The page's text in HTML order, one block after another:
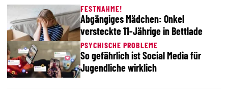
FESTNAHME!
Abgängiges Mädchen: Onkel
versteckte 11-Jährige in Bettlade
PSYCHISCHE PROBLEME
So gefährlich ist Social Media für
Jugendliche wirklich